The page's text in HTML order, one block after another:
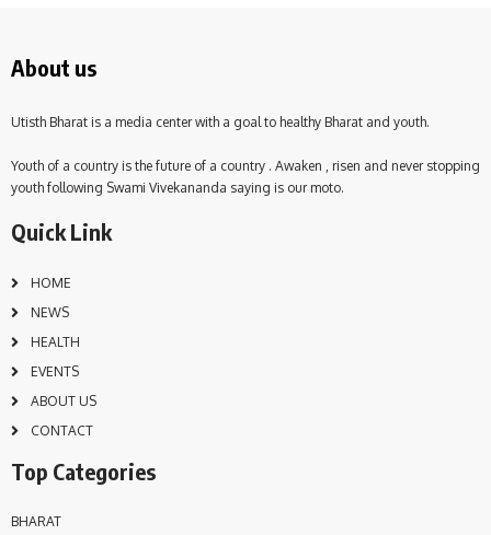
About us
Utisth Bharat is a media center with a goal to healthy Bharat and youth.
Youth of a country is the future of a country . Awaken , risen and never stopping
youth following Swami Vivekananda saying is our moto.
Quick Link
HOME
NEWS
HEALTH
EVENTS
ABOUT US
CONTACT
Top Categories
BHARAT